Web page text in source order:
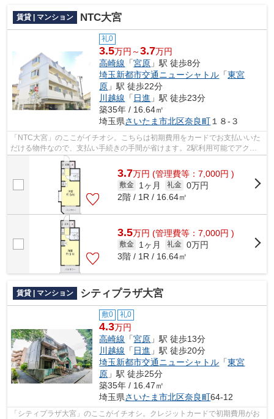
賃貸 | マンション NTC大宮
礼0
3.5万円～3.7万円
高崎線 「宮原 」駅 徒歩8分
埼玉新都市交通ニューシャトル 「東宮
原 」駅 徒歩22分
川越線 「 日進 」駅 徒歩23分
築35年 / 16.64㎡
埼玉県さいたま市北区奈良町１８-３
「NTC大宮」のここがイチオシ。こちらは初期費用をカードでお支払いいた
だける物件なので、支払い手続きの手間が省けます。2駅利用可能でアクセ
スの良い物件です。駅から徒歩8分の物件...
3.7万円 (管理費等：7,000円 )
敷金 1ヶ月 礼金 0万円
2階 / 1R / 16.64㎡
3.5万円 (管理費等：7,000円 )
敷金 1ヶ月 礼金 0万円
3階 / 1R / 16.64㎡
賃貸 | マンション シティプラザ大宮
敷0 礼0
4.3万円
高崎線 「宮原 」駅 徒歩13分
川越線 「 日進 」駅 徒歩20分
埼玉新都市交通ニューシャトル 「東宮
原 」駅 徒歩25分
築35年 / 16.47㎡
埼玉県さいたま市北区奈良町64-12
「シティプラザ大宮」のここがイチオシ。クレジットカードで初期費用がお